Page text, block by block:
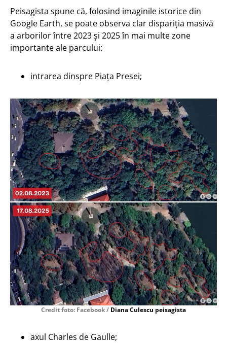
Peisagista spune că, folosind imaginile istorice din
Google Earth, se poate observa clar dispariția masivă
a arborilor între 2023 și 2025 în mai multe zone
importante ale parcului:
intrarea dinspre Piața Presei;
Credit foto: Facebook / Diana Culescu peisagista
axul Charles de Gaulle;